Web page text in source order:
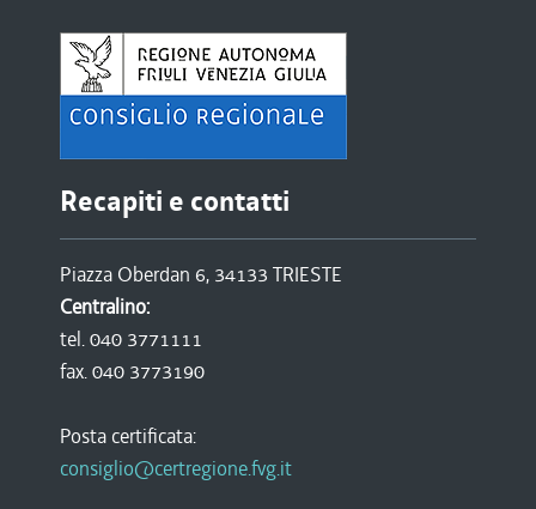
Recapiti e contatti
Piazza Oberdan 6, 34133 TRIESTE
Centralino:
tel. 040 3771111
fax. 040 3773190
Posta certificata:
consiglio@certregione.fvg.it